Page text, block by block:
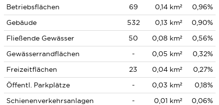
Betriebsflächen 69 0,14 km²
0,96%
Gebäude
532 0,13 km²
0,90%
Fließende Gewässer
50 0,08 km²
0,56%
Gewässerrandflächen
- 0,05 km²
0,32%
Freizeitflächen
23 0,04 km²
0,27%
Öffentl. Parkplätze
- 0,03 km²
0,18%
Schienenverkehrsanlagen
- 0,01 km²
0,06%